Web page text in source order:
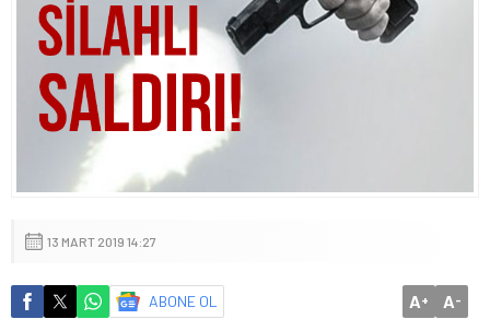
13 MART 2019 14:27
ABONE OL A+ A-